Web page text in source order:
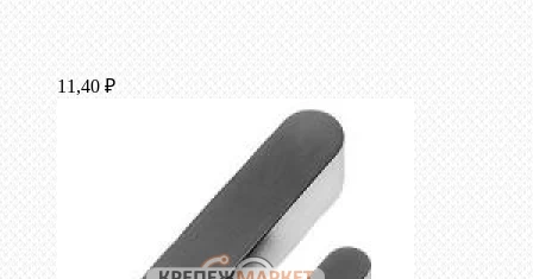
11,40 ₽